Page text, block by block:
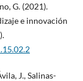
G. (2021).
e innovación
J., Salinas-